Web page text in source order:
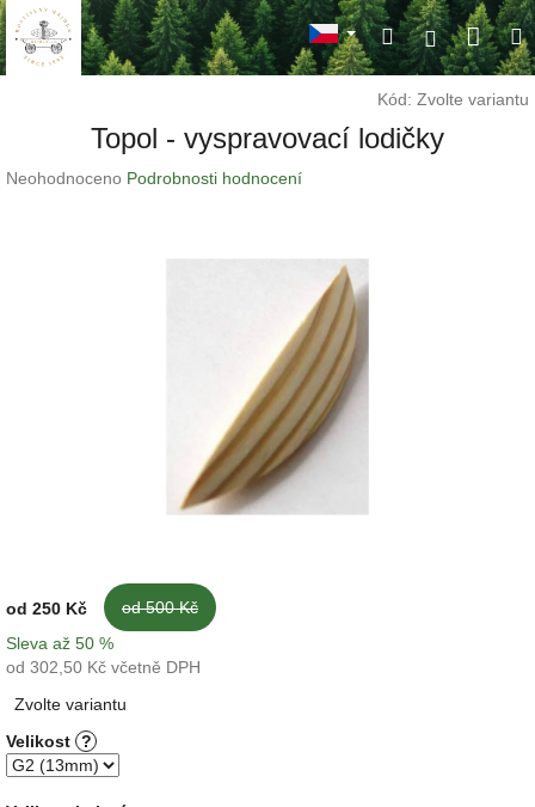
Přejít
na
obsah
HledatPřihlášení
Kód: Zvolte variantu
Topol - vyspravovací lodičky
Průměrné
Neohodnoceno Podrobnosti hodnocení
od 250 Kč
od 500 Kč
Sleva až 50 %
od 302,50 Kč včetně DPH
cena:
Zvolte variantu
Velikost ?